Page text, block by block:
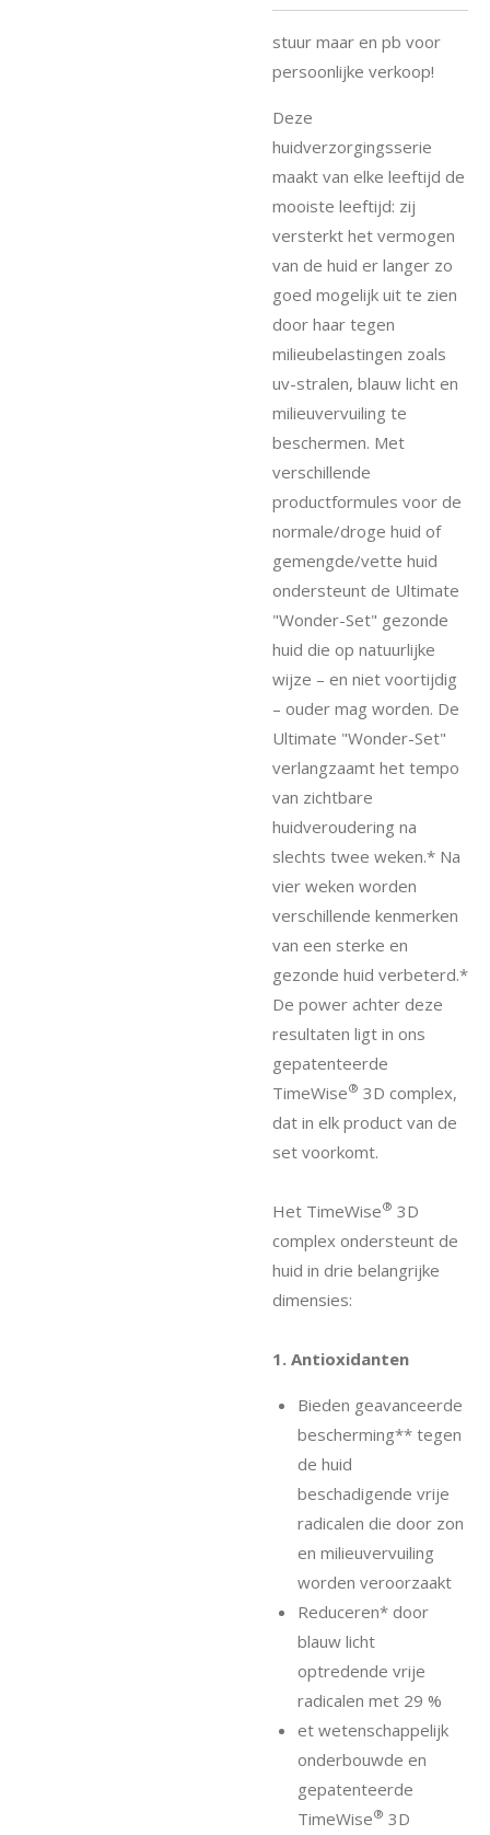
stuur maar en pb voor
persoonlijke verkoop!
Deze
huidverzorgingsserie
maakt van elke leeftijd de
mooiste leeftijd: zij
versterkt het vermogen
van de huid er langer zo
goed mogelijk uit te zien
door haar tegen
milieubelastingen zoals
uv-stralen, blauw licht en
milieuvervuiling te
beschermen. Met
verschillende
productformules voor de
normale/droge huid of
gemengde/vette huid
ondersteunt de Ultimate
"Wonder-Set" gezonde
huid die op natuurlijke
wijze – en niet voortijdig
– ouder mag worden. De
Ultimate "Wonder-Set"
verlangzaamt het tempo
van zichtbare
huidveroudering na
slechts twee weken.* Na
vier weken worden
verschillende kenmerken
van een sterke en
gezonde huid verbeterd.*
De power achter deze
resultaten ligt in ons
gepatenteerde
TimeWise® 3D complex,
dat in elk product van de
set voorkomt.
Het TimeWise® 3D
complex ondersteunt de
huid in drie belangrijke
dimensies:
1. Antioxidanten
Bieden geavanceerde
bescherming** tegen
de huid
beschadigende vrije
radicalen die door zon
en milieuvervuiling
worden veroorzaakt
Reduceren* door
blauw licht
optredende vrije
radicalen met 29 %
et wetenschappelijk
onderbouwde en
gepatenteerde
TimeWise® 3D